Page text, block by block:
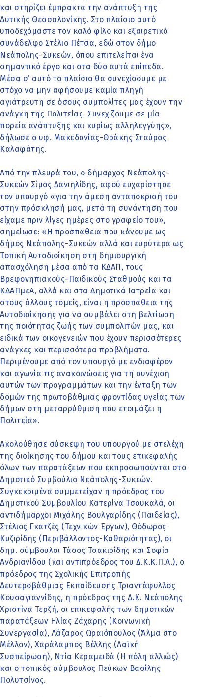
και στηρίζει έμπρακτα την ανάπτυξη της
Δυτικής Θεσσαλονίκης. Στο πλαίσιο αυτό
υποδεχόμαστε τον καλό φίλο και εξαιρετικό
συνάδελφο Στέλιο Πέτσα, εδώ στον δήμο
Νεάπολης-Συκεών, όπου επιτελείται ένα
σημαντικό έργο και στα δύο αυτά επίπεδα.
Μέσα σ’ αυτό το πλαίσιο θα συνεχίσουμε με
στόχο να μην αφήσουμε καμία πληγή
αγιάτρευτη σε όσους συμπολίτες μας έχουν την
ανάγκη της Πολιτείας. Συνεχίζουμε σε μία
πορεία ανάπτυξης και κυρίως αλληλεγγύης»,
δήλωσε ο υφ. Μακεδονίας-Θράκης Σταύρος
Καλαφάτης.
Από την πλευρά του, ο δήμαρχος Νεάπολης-
Συκεών Σίμος Δανιηλίδης, αφού ευχαρίστησε
τον υπουργό «για την άμεση ανταπόκρισή του
στην πρόσκλησή μας, μετά τη συνάντηση που
είχαμε πριν λίγες ημέρες στο γραφείο του»,
σημείωσε: «Η προσπάθεια που κάνουμε ως
δήμος Νεάπολης-Συκεών αλλά και ευρύτερα ως
Τοπική Αυτοδιοίκηση στη δημιουργική
απασχόληση μέσα από τα ΚΔΑΠ, τους
Βρεφονηπιακούς-Παιδικούς Σταθμούς και τα
ΚΔΑΠμεΑ, αλλά και στα Δημοτικά Ιατρεία και
στους άλλους τομείς, είναι η προσπάθεια της
Αυτοδιοίκησης για να συμβάλει στη βελτίωση
της ποιότητας ζωής των συμπολιτών μας, και
ειδικά των οικογενειών που έχουν περισσότερες
ανάγκες και περισσότερα προβλήματα.
Περιμένουμε από τον υπουργό με ενδιαφέρον
και αγωνία τις ανακοινώσεις για τη συνέχιση
αυτών των προγραμμάτων και την ένταξη των
δομών της πρωτοβάθμιας φροντίδας υγείας των
δήμων στη μεταρρύθμιση που ετοιμάζει η
Πολιτεία».
Ακολούθησε σύσκεψη του υπουργού με στελέχη
της διοίκησης του δήμου και τους επικεφαλής
όλων των παρατάξεων που εκπροσωπούνται στο
Δημοτικό Συμβούλιο Νεάπολης-Συκεών.
Συγκεκριμένα συμμετείχαν η πρόεδρος του
Δημοτικού Συμβουλίου Κατερίνα Τσουκαλά, οι
αντιδήμαρχοι Μιχάλης Βουλγαρίδης (Παιδείας),
Στέλιος Γκατζές (Τεχνικών Έργων), Θόδωρος
Κυζιρίδης (Περιβάλλοντος-Καθαριότητας), οι
δημ. σύμβουλοι Τάσος Τσακιρίδης και Σοφία
Ανδριανίδου (και αντιπρόεδρος του Δ.Κ.Κ.Π.Α.), ο
πρόεδρος της Σχολικής Επιτροπής
Δευτεροβάθμιας Εκπαίδευσης Τριαντάφυλλος
Κουσαγιαννίδης, η πρόεδρος της Δ.Κ. Νεάπολης
Χριστίνα Τερζή, οι επικεφαλής των δημοτικών
παρατάξεων Ηλίας Ζάχαρης (Κοινωνική
Συνεργασία), Λάζαρος Ωραιόπουλος (Άλμα στο
Μέλλον), Χαράλαμπος Βέλλης (Λαϊκή
Συσπείρωση), Ντία Κεραμειδά (Η πόλη αλλιώς)
και ο τοπικός σύμβουλος Πεύκων Βασίλης
Πολυτσίνος.